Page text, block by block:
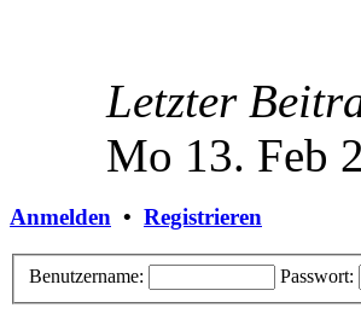
Letzter
Mo 13. Feb
Anmelden • Registrieren
Benutzername: Passwort: